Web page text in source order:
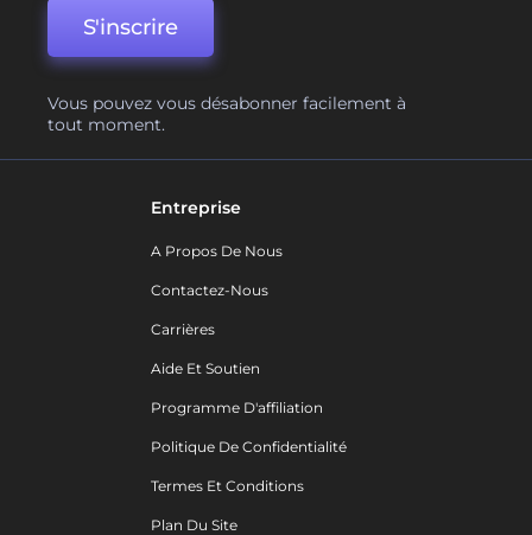
S'inscrire
Vous pouvez vous désabonner facilement à
tout moment.
Entreprise
A Propos De Nous
Contactez-Nous
Carrières
Aide Et Soutien
Programme D'affiliation
Politique De Confidentialité
Termes Et Conditions
Plan Du Site